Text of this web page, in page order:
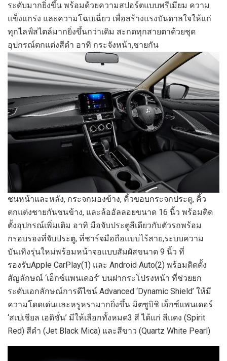
ระดับมากยิ่งขึ้น พร้อมด้วยความสปอร์ตแบบพรีเมียม ความ
แข็งแกร่ง และความโฉบเฉี่ยว เพื่อสร้างแรงบันดาลใจให้แก่
ทุกไลฟ์สไตล์มากยิ่งขึ้นกว่าเดิม สะกดทุกสายตาด้วยชุด
อุปกรณ์ตกแต่งสีดำ อาทิ กระจังหน้า,ชายกัน
ชนหน้าและหลัง, กระจกมองข้าง, คิ้วขอบกระจกประตู, คิ้ว
ตกแต่งชายกันชนข้าง, และล้ออัลลอยขนาด 16 นิ้ว พร้อมติด
ตั้งอุปกรณ์เพิ่มเติม อาทิ มือจับประตูสีเดียวกับตัวรถพร้อม
กรอบรองที่จับประตู, ที่ชาร์จมือถือแบบไร้สาย,ระบบความ
บันเทิงรุ่นใหม่พร้อมหน้าจอแบบสัมผัสขนาด 9 นิ้ว ที่
รองรับApple CarPlay(1) และ Android Auto(2) พร้อมติดตั้ง
สัญลักษณ์ ‘เอ็กซ์แพนเดอร์’ บนฝากระโปรงหน้า ที่ช่วยยก
ระดับเอกลักษณ์การดีไซน์ Advanced ‘Dynamic Shield’ ให้มี
ความโดดเด่นและหรูหรามากยิ่งขึ้น มิตซูบิชิ เอ็กซ์แพนเดอร์
‘สเปเชียล เอดิชั่น’ มีให้เลือกทั้งหมด3 สี ได้แก่ สีแดง (Spirit
Red) สีดำ (Jet Black Mica) และสีขาว (Quartz White Pearl)